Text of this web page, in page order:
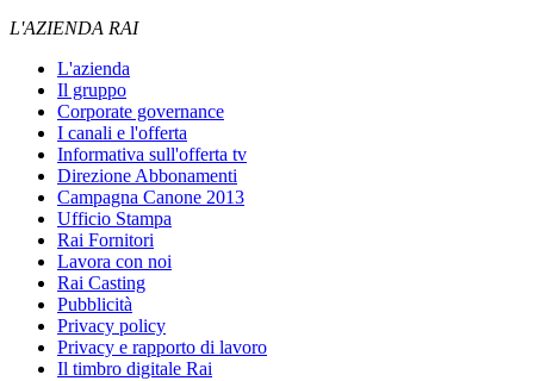
L'AZIENDA RAI
L'azienda
Il gruppo
Corporate governance
I canali e l'offerta
Informativa sull'offerta tv
Direzione Abbonamenti
Campagna Canone 2013
Ufficio Stampa
Rai Fornitori
Lavora con noi
Rai Casting
Pubblicità
Privacy policy
Privacy e rapporto di lavoro
Il timbro digitale Rai